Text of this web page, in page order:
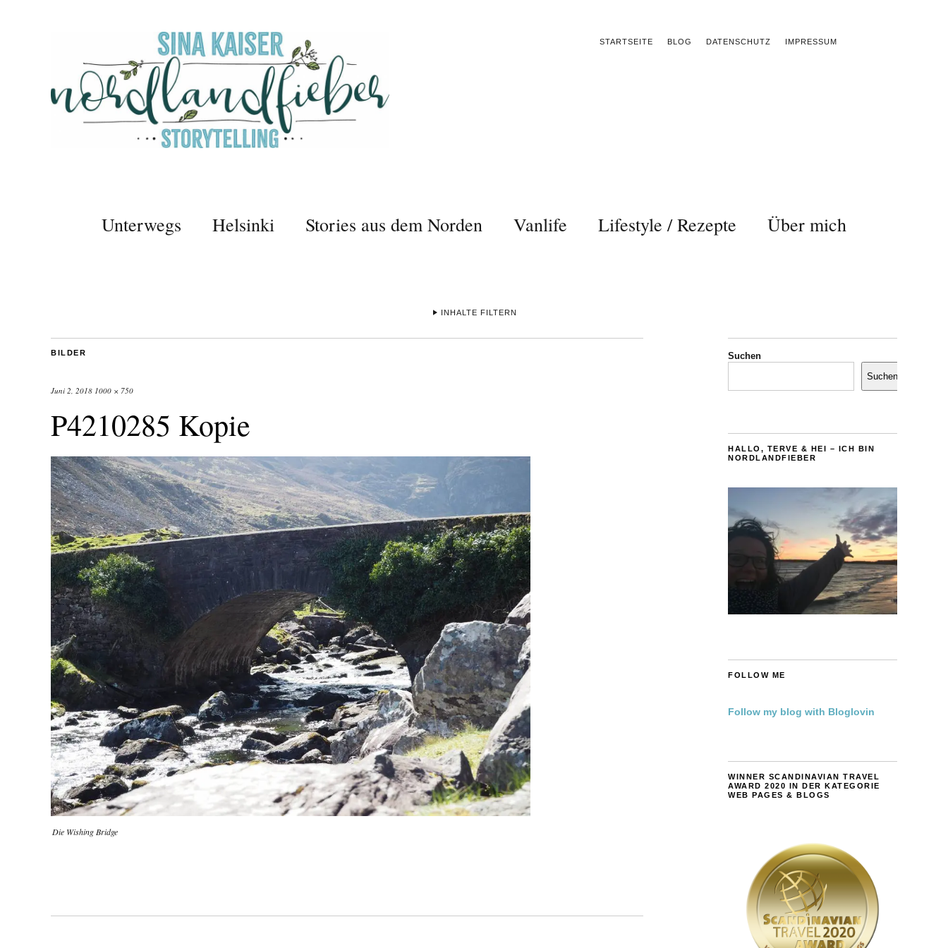
STARTSEITE BLOG DATENSCHUTZ IMPRESSUM
Unterwegs Helsinki Stories aus dem Norden Vanlife Lifestyle / Rezepte Über mich
INHALTE FILTERN
BILDER
Juni 2, 2018 1000 × 750
P4210285 Kopie
Die Wishing Bridge
Suchen
Suchen
HALLO, TERVE & HEI – ICH BIN
NORDLANDFIEBER
FOLLOW ME
Follow my blog with Bloglovin
WINNER SCANDINAVIAN TRAVEL
AWARD 2020 IN DER KATEGORIE
WEB PAGES & BLOGS